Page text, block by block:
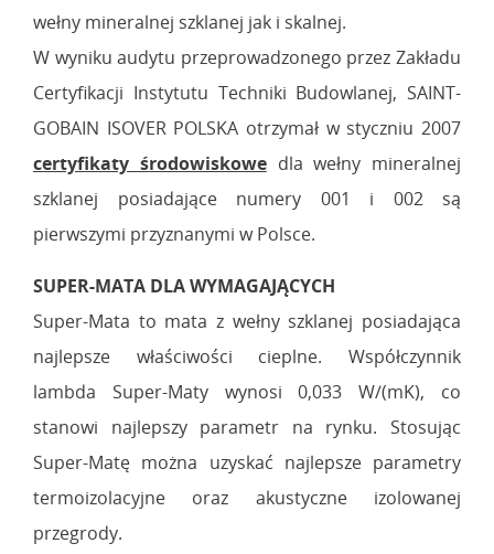
wełny mineralnej szklanej jak i skalnej.
W wyniku audytu przeprowadzonego przez Zakładu
Certyfikacji Instytutu Techniki Budowlanej, SAINT-
GOBAIN ISOVER POLSKA otrzymał w styczniu 2007
certyfikaty środowiskowedla wełny mineralnej
szklanej posiadające numery 001 i 002 są
pierwszymi przyznanymi w Polsce.
SUPER-MATA DLA WYMAGAJĄCYCH
Super-Mata to mata z wełny szklanej posiadająca
najlepsze właściwości cieplne. Współczynnik
lambda Super-Maty wynosi 0,033 W/(mK), co
stanowi najlepszy parametr na rynku. Stosując
Super-Matę można uzyskać najlepsze parametry
termoizolacyjne oraz akustyczne izolowanej
przegrody.